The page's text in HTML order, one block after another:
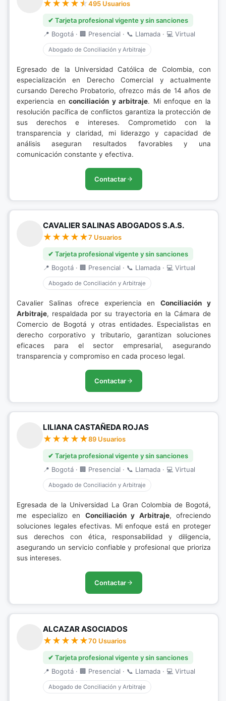
495 Usuarios
✔ Tarjeta profesional vigente y sin sanciones
📍 Bogotá · 🏢 Presencial · 📞 Llamada · 💻 Virtual
Abogado de Conciliación y Arbitraje
Egresado de la Universidad Católica de Colombia, con
especialización en Derecho Comercial y actualmente
cursando Derecho Probatorio, ofrezco más de 14 años de
experiencia en conciliación y arbitraje. Mi enfoque en la
resolución pacífica de conflictos garantiza la protección de
sus derechos e intereses. Comprometido con la
transparencia y claridad, mi liderazgo y capacidad de
análisis aseguran resultados favorables y una
comunicación constante y efectiva.
Contactar
CAVALIER SALINAS ABOGADOS S.A.S.
7 Usuarios
✔ Tarjeta profesional vigente y sin sanciones
📍 Bogotá · 🏢 Presencial · 📞 Llamada · 💻 Virtual
Abogado de Conciliación y Arbitraje
Cavalier Salinas ofrece experiencia enConciliación y
Arbitraje, respaldada por su trayectoria en la Cámara de
Comercio de Bogotá y otras entidades. Especialistas en
derecho corporativo y tributario, garantizan soluciones
eficaces para el sector empresarial, asegurando
transparencia y compromiso en cada proceso legal.
Contactar
LILIANA CASTAÑEDA ROJAS
89 Usuarios
✔ Tarjeta profesional vigente y sin sanciones
📍 Bogotá · 🏢 Presencial · 📞 Llamada · 💻 Virtual
Abogado de Conciliación y Arbitraje
Egresada de la Universidad La Gran Colombia de Bogotá,
me especializo en Conciliación y Arbitraje, ofreciendo
soluciones legales efectivas. Mi enfoque está en proteger
sus derechos con ética, responsabilidad y diligencia,
asegurando un servicio confiable y profesional que prioriza
sus intereses.
Contactar
ALCAZAR ASOCIADOS
70 Usuarios
✔ Tarjeta profesional vigente y sin sanciones
📍 Bogotá · 🏢 Presencial · 📞 Llamada · 💻 Virtual
Abogado de Conciliación y Arbitraje